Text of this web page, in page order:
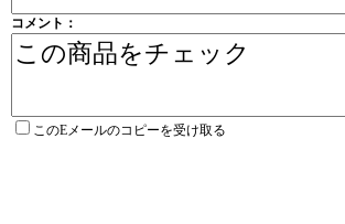
コメント：
このEメールのコピーを受け取る